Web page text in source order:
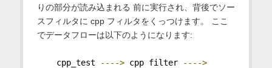
りの部分が読み込まれる 前に実行され、背後でソー
スフィルタに cpp フィルタをくっつけます。 ここ
でデータフローは以下のようになります:
cpp_test ----> cpp filter
---->